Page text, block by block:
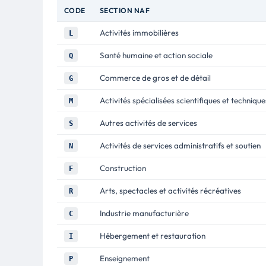
CODE SECTION NAF
L Activités immobilières
Q Santé humaine et action sociale
G Commerce de gros et de détail
M Activités spécialisées scientifiques et
S Autres activités de services
N Activités de services administratifs et soutien
F Construction
R Arts, spectacles et activités récréatives
C Industrie manufacturière
I Hébergement et restauration
P Enseignement